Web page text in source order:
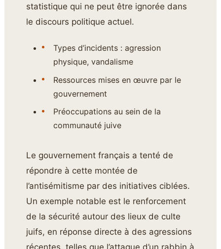
statistique qui ne peut être ignorée dans
le discours politique actuel.
Types d’incidents : agression
physique, vandalisme
Ressources mises en œuvre par le
gouvernement
Préoccupations au sein de la
communauté juive
Le gouvernement français a tenté de
répondre à cette montée de
l’antisémitisme par des initiatives ciblées.
Un exemple notable est le renforcement
de la sécurité autour des lieux de culte
juifs, en réponse directe à des agressions